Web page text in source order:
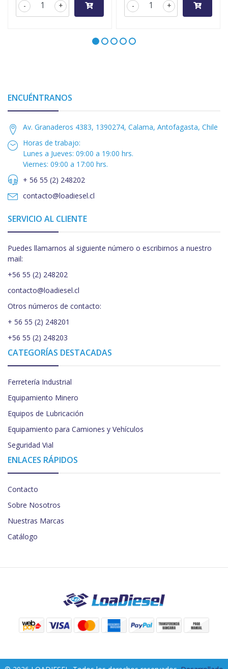
+
- +
-
ENCUÉNTRANOS
Av. Granaderos 4383, 1390274, Calama, Antofagasta, Chile
Horas de trabajo:
Lunes a Jueves: 09:00 a 19:00 hrs.
Viernes: 09:00 a 17:00 hrs.
+ 56 55 (2) 248202
contacto@loadiesel.cl
SERVICIO AL CLIENTE
Puedes llamarnos al siguiente número o escribirnos a nuestro
mail:
+56 55 (2) 248202
contacto@loadiesel.cl
Otros números de contacto:
+ 56 55 (2) 248201
+56 55 (2) 248203
CATEGORÍAS DESTACADAS
Ferretería Industrial
Equipamiento Minero
Equipos de Lubricación
Equipamiento para Camiones y Vehículos
Seguridad Vial
ENLACES RÁPIDOS
Contacto
Sobre Nosotros
Nuestras Marcas
Catálogo